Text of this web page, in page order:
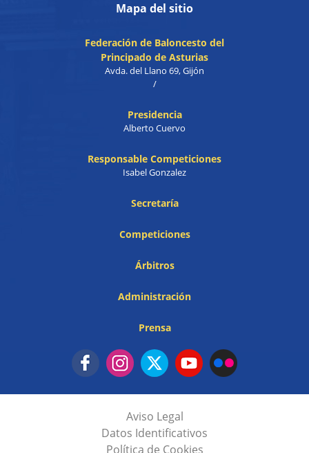
Mapa del sitio
Federación de Baloncesto del
Principado de Asturias
Avda. del Llano 69, Gijón
/
Presidencia
Alberto Cuervo
Responsable Competiciones
Isabel Gonzalez
Secretaría
Competiciones
Árbitros
Administración
Prensa
Aviso Legal
Datos Identificativos
Política de Cookies